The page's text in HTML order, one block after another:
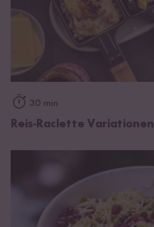
30 min
Reis-Raclette Variationen